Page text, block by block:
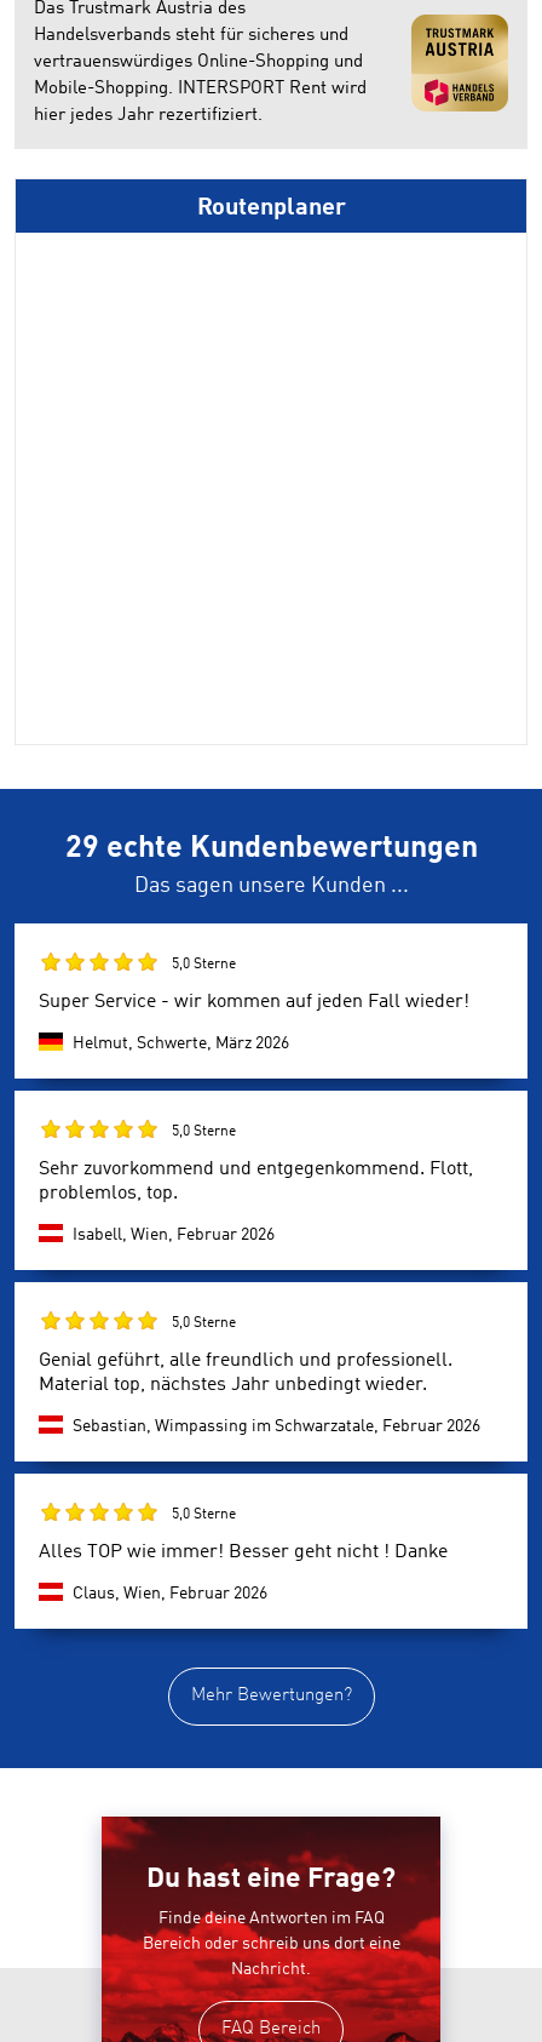
Das Trustmark Austria des
Handelsverbands steht für sicheres und
vertrauenswürdiges Online-Shopping und
Mobile-Shopping. INTERSPORT Rent wird
hier jedes Jahr rezertifiziert.
Routenplaner
29 echte Kundenbewertungen
Das sagen unsere Kunden ...
5,0 Sterne
Super Service - wir kommen auf jeden Fall wieder!
Helmut, Schwerte, März 2026
5,0 Sterne
Sehr zuvorkommend und entgegenkommend. Flott,
problemlos, top.
Isabell, Wien, Februar 2026
5,0 Sterne
Genial geführt, alle freundlich und professionell.
Material top, nächstes Jahr unbedingt wieder.
Sebastian, Wimpassing im Schwarzatale, Februar 2026
5,0 Sterne
Alles TOP wie immer! Besser geht nicht ! Danke
Claus, Wien, Februar 2026
Mehr Bewertungen?
Du hast eine Frage?
Finde deine Antworten im FAQ
Bereich oder schreib uns dort eine
Nachricht.
FAQ Bereich